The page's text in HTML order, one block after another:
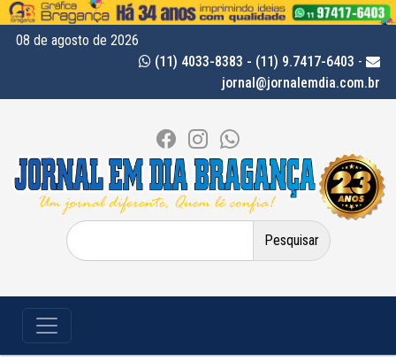
08 de agosto de 2026
(11) 4033-8383 - (11) 9.7417-6403 -
jornal@jornalemdia.com.br
Pesquisar
por: